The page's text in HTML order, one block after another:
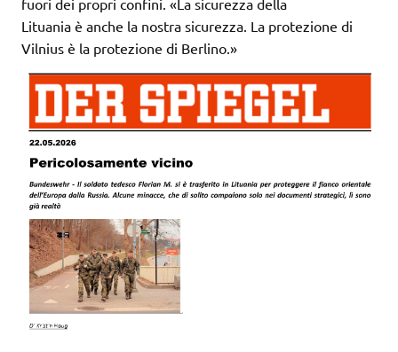
Lituania è anche la nostra sicurezza. La protezione di
Vilnius è la protezione di Berlino.»